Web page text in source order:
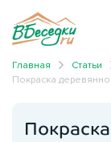
Главная Статьи
Покраска